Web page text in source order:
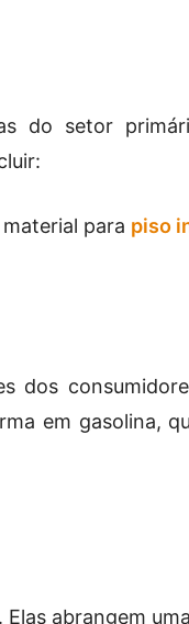
do setor
para piso
dos
em gasolina,
abrangem